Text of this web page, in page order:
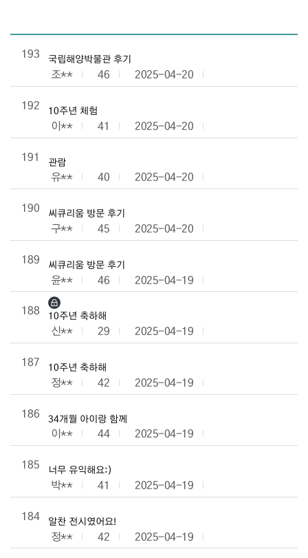
관람후기 목록으로 번호, 제목, 작성자, 조회수, 등록일로 나열 되고
193
국립해양박물관 후기
조** 46
2025-04-20
192
10주년 체험
이** 41
2025-04-20
191
관람
유** 40
2025-04-20
190
씨큐리움 방문 후기
구** 45
2025-04-20
189
씨큐리움 방문 후기
윤** 46
2025-04-19
188
10주년 축하해
신** 29
2025-04-19
187
10주년 축하해
정** 42
2025-04-19
186
34개월 아이랑 함께
이** 44
2025-04-19
185
너무 유익해요:)
박** 41
2025-04-19
184
알찬 전시였어요!
정** 42 2025-04-19